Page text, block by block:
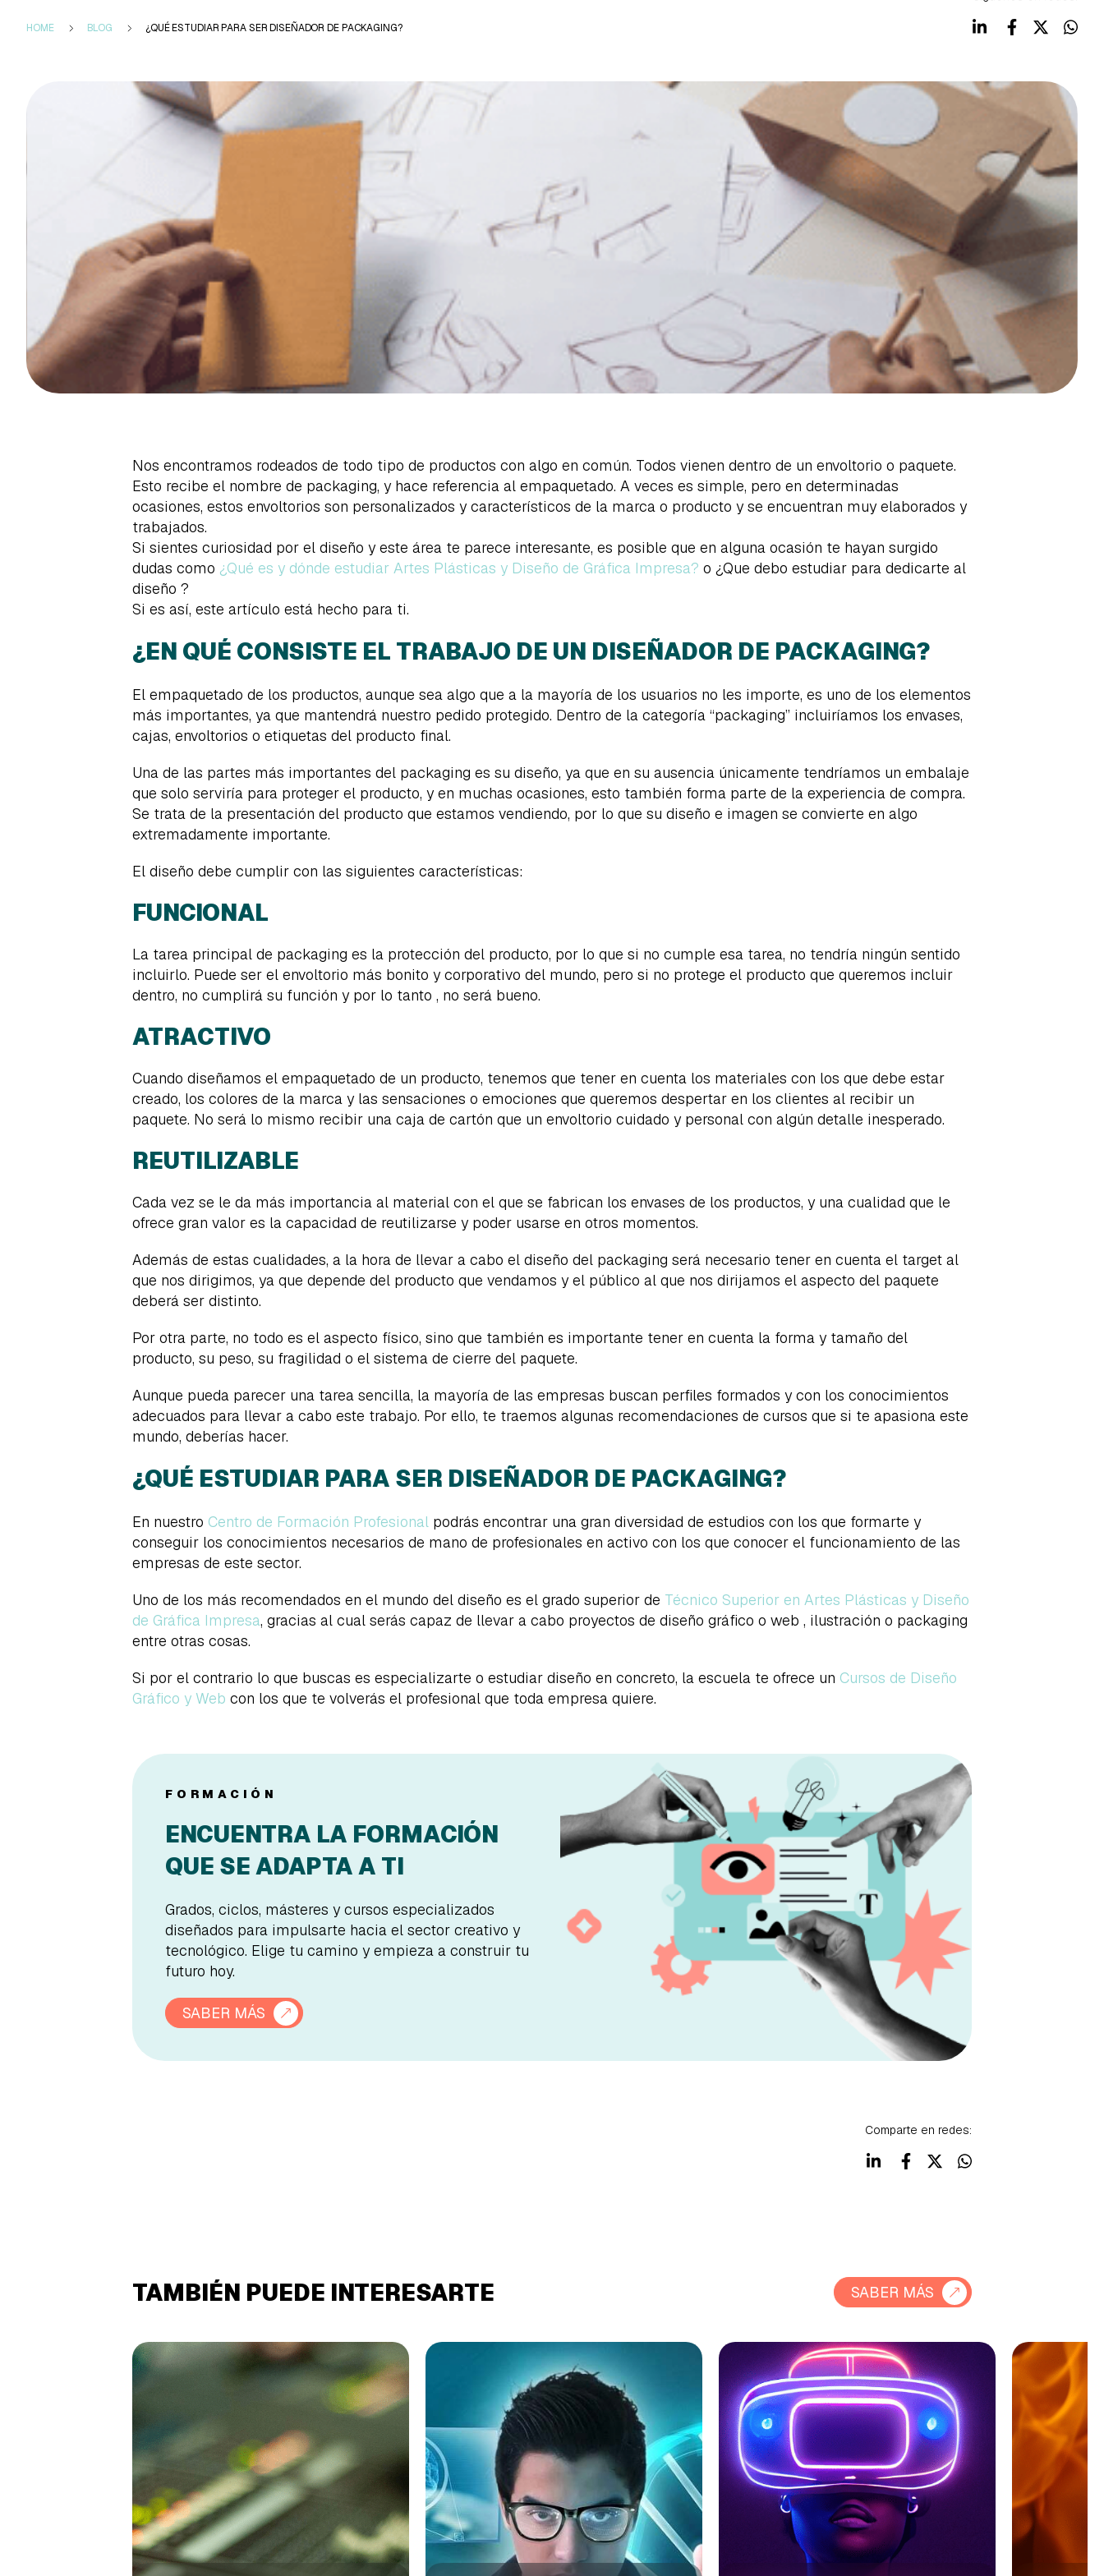
HOME BLOG ¿QUÉ ESTUDIAR PARA SER DISEÑADOR DE PACKAGING?
Nos encontramos rodeados de todo tipo de productos con algo en común. Todos vienen dentro de un envoltorio o paquete.
Esto recibe el nombre de packaging, y hace referencia al empaquetado. A veces es simple, pero en determinadas
ocasiones, estos envoltorios son personalizados y característicos de la marca o producto y se encuentran muy elaborados y
trabajados.
Si sientes curiosidad por el diseño y este área te parece interesante, es posible que en alguna ocasión te hayan surgido
dudas como ¿Qué es y dónde estudiar Artes Plásticas y Diseño de Gráfica Impresa? o ¿Que debo estudiar para dedicarte al
diseño ?
Si es así, este artículo está hecho para ti.
¿EN QUÉ CONSISTE EL TRABAJO DE UN DISEÑADOR DE PACKAGING?
El empaquetado de los productos, aunque sea algo que a la mayoría de los usuarios no les importe, es uno de los elementos
más importantes, ya que mantendrá nuestro pedido protegido. Dentro de la categoría “packaging” incluiríamos los envases,
cajas, envoltorios o etiquetas del producto final.
Una de las partes más importantes del packaging es su diseño, ya que en su ausencia únicamente tendríamos un embalaje
que solo serviría para proteger el producto, y en muchas ocasiones, esto también forma parte de la experiencia de compra.
Se trata de la presentación del producto que estamos vendiendo, por lo que su diseño e imagen se convierte en algo
extremadamente importante.
El diseño debe cumplir con las siguientes características:
FUNCIONAL
La tarea principal de packaging es la protección del producto, por lo que si no cumple esa tarea, no tendría ningún sentido
incluirlo. Puede ser el envoltorio más bonito y corporativo del mundo, pero si no protege el producto que queremos incluir
dentro, no cumplirá su función y por lo tanto , no será bueno.
ATRACTIVO
Cuando diseñamos el empaquetado de un producto, tenemos que tener en cuenta los materiales con los que debe estar
creado, los colores de la marca y las sensaciones o emociones que queremos despertar en los clientes al recibir un
paquete. No será lo mismo recibir una caja de cartón que un envoltorio cuidado y personal con algún detalle inesperado.
REUTILIZABLE
Cada vez se le da más importancia al material con el que se fabrican los envases de los productos, y una cualidad que le
ofrece gran valor es la capacidad de reutilizarse y poder usarse en otros momentos.
Además de estas cualidades, a la hora de llevar a cabo el diseño del packaging será necesario tener en cuenta el target al
que nos dirigimos, ya que depende del producto que vendamos y el público al que nos dirijamos el aspecto del paquete
deberá ser distinto.
Por otra parte, no todo es el aspecto físico, sino que también es importante tener en cuenta la forma y tamaño del
producto, su peso, su fragilidad o el sistema de cierre del paquete.
Aunque pueda parecer una tarea sencilla, la mayoría de las empresas buscan perfiles formados y con los conocimientos
adecuados para llevar a cabo este trabajo. Por ello, te traemos algunas recomendaciones de cursos que si te apasiona este
mundo, deberías hacer.
¿QUÉ ESTUDIAR PARA SER DISEÑADOR DE PACKAGING?
En nuestro Centro de Formación Profesional podrás encontrar una gran diversidad de estudios con los que formarte y
conseguir los conocimientos necesarios de mano de profesionales en activo con los que conocer el funcionamiento de las
empresas de este sector.
Uno de los más recomendados en el mundo del diseño es el grado superior de Técnico Superior en Artes Plásticas y Diseño
de Gráfica Impresa, gracias al cual serás capaz de llevar a cabo proyectos de diseño gráfico o web , ilustración o packaging
entre otras cosas.
Si por el contrario lo que buscas es especializarte o estudiar diseño en concreto, la escuela te ofrece un Cursos de Diseño
Gráfico y Web con los que te volverás el profesional que toda empresa quiere.
FORMACIÓN
ENCUENTRA LA FORMACIÓN
QUE SE ADAPTA A TI
Grados, ciclos, másteres y cursos especializados
diseñados para impulsarte hacia el sector creativo y
tecnológico. Elige tu camino y empieza a construir tu
futuro hoy.
SABER MÁS
Comparte en redes:
TAMBIÉN PUEDE INTERESARTE SABER MÁS